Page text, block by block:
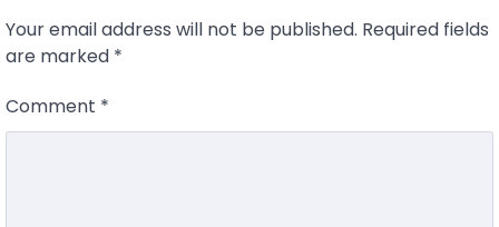
Your email address will not be published. Required fields
are marked *
Comment *